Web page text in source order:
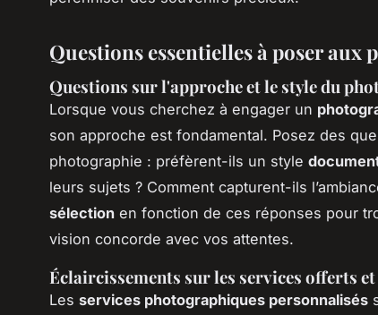
Questions essentielles à poser aux
Questions sur l'approche et le style du
Lorsque vous cherchez à engager un
son approche est fondamental. Posez des
photographie : préfèrent-ils un style
leurs sujets ? Comment capturent-ils
sélection en fonction de ces réponses pour
vision concorde avec vos attentes.
Éclaircissements sur les services offerts
Les services photographiques personnalisés